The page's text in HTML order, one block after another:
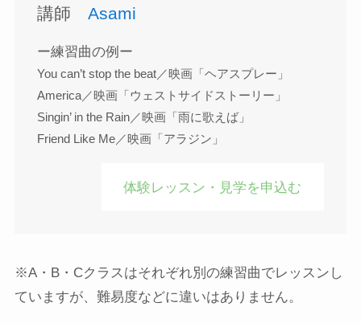
講師Asami
ー練習曲の例ー
You can’t stop the beat／映画「ヘアスプレー」
America／映画「ウェストサイドストーリー」
Singin’ in the Rain／映画「雨に歌えば」
Friend Like Me／映画「アラジン」
体験レッスン・見学を申込む
※A・B・Cクラスはそれぞれ別の練習曲でレッスンし
ていますが、難易度などに違いはありません。